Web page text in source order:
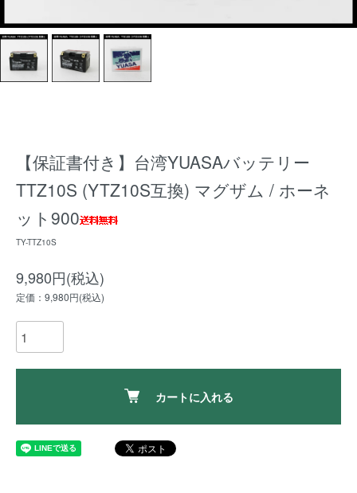
【保証書付き】台湾YUASAバッテリー
TTZ10S (YTZ10S互換) マグザム / ホーネ
ット900
TY-TTZ10S
9,980円(税込)
定価：9,980円(税込)
カートに入れる